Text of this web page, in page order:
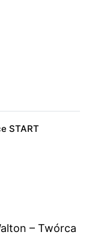
START
– Twórca